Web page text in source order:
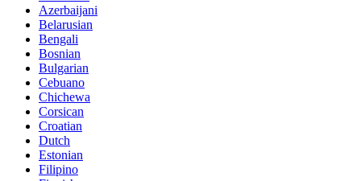
Azerbaijani
Belarusian
Bengali
Bosnian
Bulgarian
Cebuano
Chichewa
Corsican
Croatian
Dutch
Estonian
Filipino